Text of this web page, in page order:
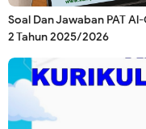
Soal Dan Jawaban PAT
2 Tahun 2025/2026